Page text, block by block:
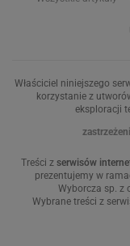
Właściciel niniejszego
korzystanie z
eksploracji
Treści z serwisów
prezentujemy w
Wyborcza sp. z
Wybrane treści z